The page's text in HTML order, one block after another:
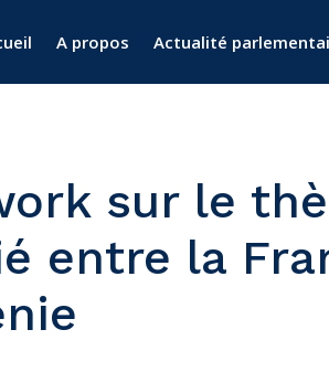
A propos Actualité
sur le
entre la